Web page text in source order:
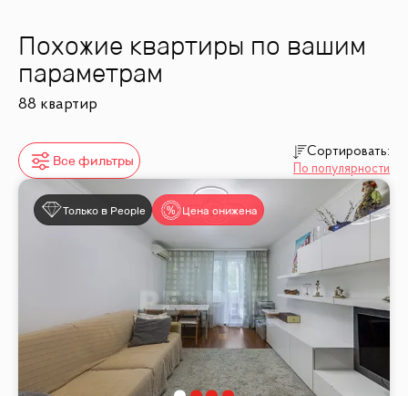
Похожие квартиры по вашим
параметрам
88 квартир
Все фильтры
Сортировать:
По популярности
Только в People Цена снижена